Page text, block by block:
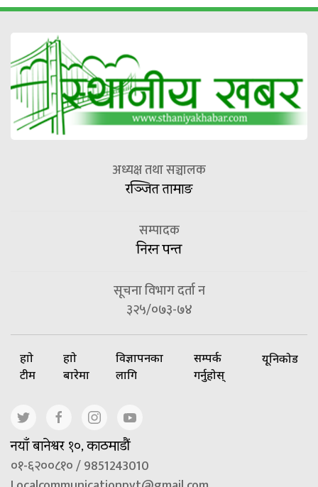
अध्यक्ष तथा सञ्चालक
रञ्जित तामाङ
सम्पादक
निरन पन्त
सूचना विभाग दर्ता न
३२५/०७३-७४
हाम्रो
टीम
हाम्रो
बारेमा
विज्ञापनका
लागि
सम्पर्क
गर्नुहोस्
यूनिकोड
नयाँ बानेश्वर १०, काठमाडौं
०१-६२००८१० / 9851243010